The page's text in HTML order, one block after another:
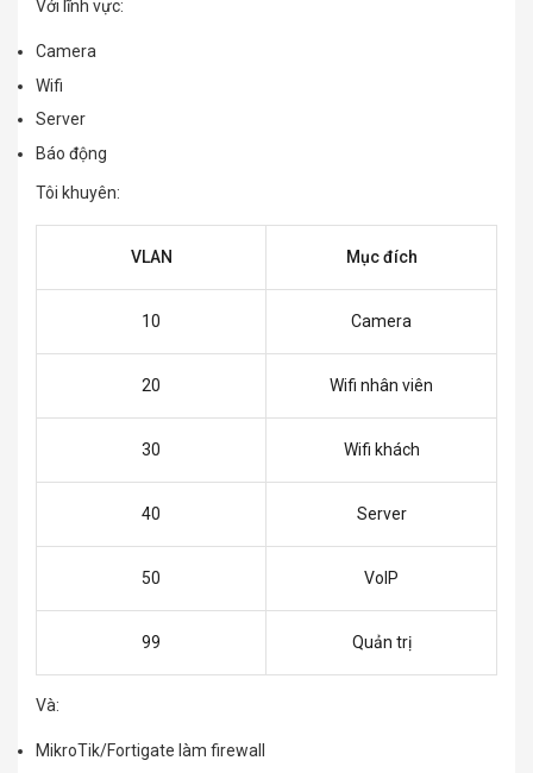
Với lĩnh vực:
Camera
Wifi
Server
Báo động
Tôi khuyên:
VLAN Mục đích
10 Camera
20 Wifi nhân viên
30 Wifi khách
40 Server
50 VoIP
99 Quản trị
Và:
MikroTik/Fortigate làm firewall